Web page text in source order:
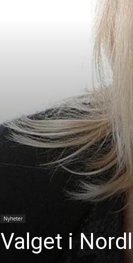
Nyheter
Valget i